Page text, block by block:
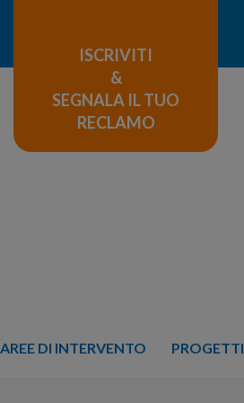
ISCRIVITI
&
SEGNALA IL TUO
RECLAMO
AREE DI INTERVENTO PROGETTI